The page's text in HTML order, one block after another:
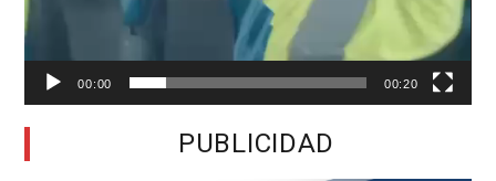
00:00 00:20
PUBLICIDAD